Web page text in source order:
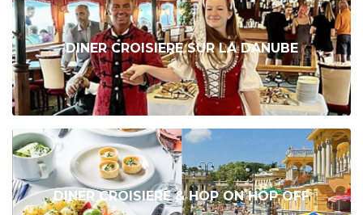
DINER CROISIERE SUR LA DANUBE
DINER CROISIERE & HOP ON HOP OFF